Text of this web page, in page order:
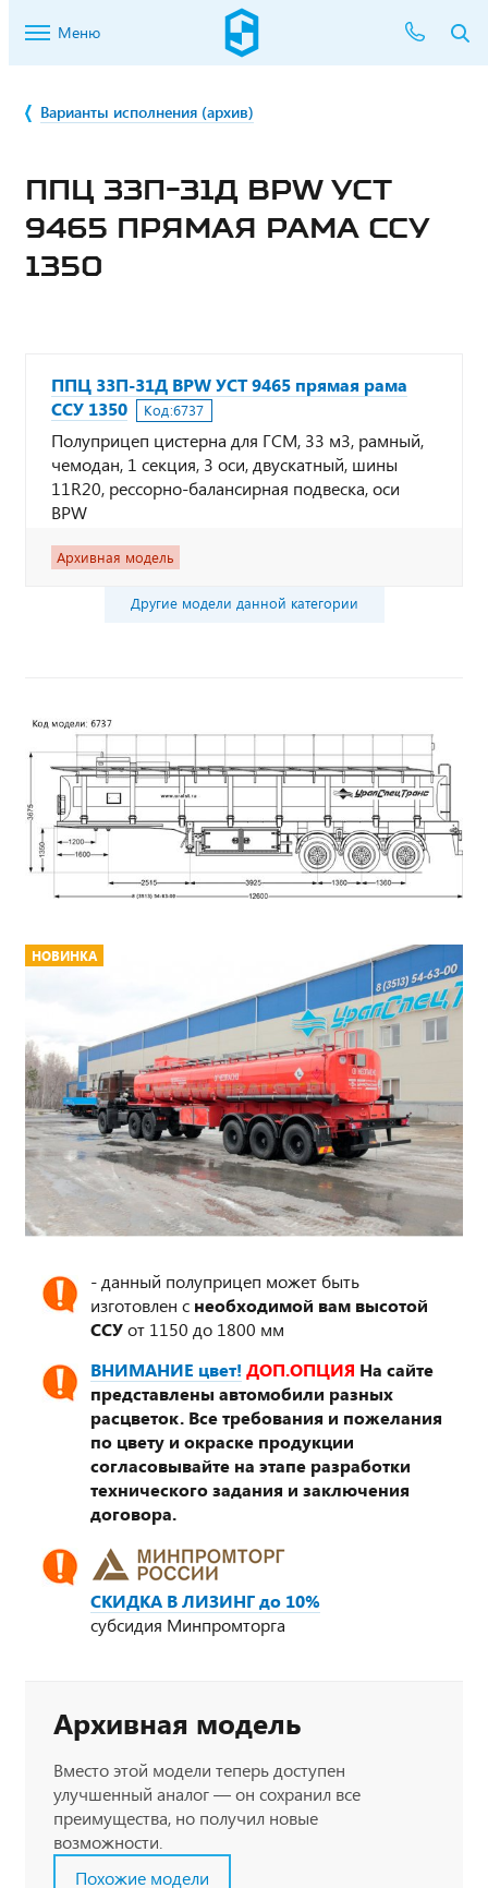
Меню
Варианты исполнения (архив)
ППЦ 33П-31Д BPW УСТ
9465 ПРЯМАЯ РАМА ССУ
1350
ППЦ 33П-31Д BPW УСТ 9465 прямая рама
ССУ 1350
Код:6737
Полуприцеп цистерна для ГСМ, 33 м3, рамный,
чемодан, 1 секция, 3 оси, двускатный, шины
11R20, рессорно-балансирная подвеска, оси
BPW
Архивная модель
Другие модели данной категории
НОВИНКА
- данный полуприцеп может быть
изготовлен с необходимой вам высотой
ССУот 1150 до 1800 мм
ВНИМАНИЕ цвет! ДОП.ОПЦИЯ На сайте
представлены автомобили разных
расцветок. Все требования и пожелания
по цвету и окраске продукции
согласовывайте на этапе разработки
технического задания и заключения
договора.
СКИДКА В ЛИЗИНГ до 10%
субсидия Минпромторга
Архивная модель
Вместо этой модели теперь доступен
улучшенный аналог — он сохранил все
преимущества, но получил новые
возможности.
Похожие модели